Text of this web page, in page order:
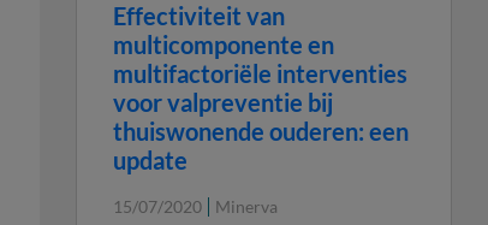
Effectiviteit van
multicomponente en
multifactoriële interventies
voor valpreventie bij
thuiswonende ouderen: een
update
15/07/2020 Minerva